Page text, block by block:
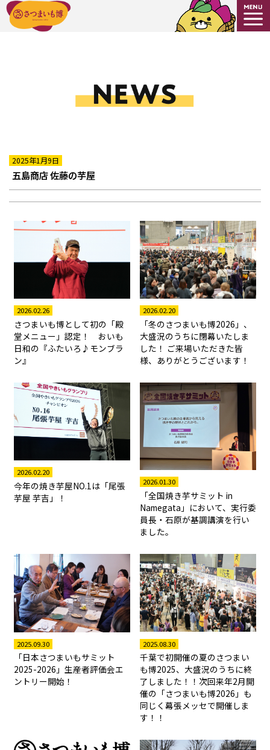
2025年1月9日
五島商店 佐藤の芋屋
2026.02.26
さつまいも博として初の「殿
堂メニュー」認定！ おいも
日和の『ふたいろ♪モンブラ
ン』
2026.02.20
「冬のさつまいも博2026」、
大盛況のうちに閉幕いたしま
した！ ご来場いただきた皆
様、ありがとうございます！
2026.02.20
今年の焼き芋屋NO.1は「尾張
芋屋 芋吉」！
2026.01.30
「全国焼き芋サミット in
Namegata」において、実行委
員長・石原が基調講演を行い
ました。
2025.09.30
「日本さつまいもサミット
2025-2026」生産者評価会エ
ントリー開始！
2025.08.30
千葉で初開催の夏のさつまい
も博2025、大盛況のうちに終
了しました！！次回来年2月開
催の「さつまいも博2026」も
同じく幕張メッセで開催しま
す！！